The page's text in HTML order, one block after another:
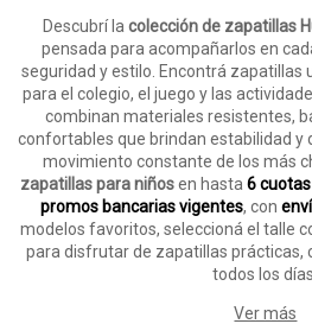
Descubrí lacolección de zapatillas
pensada para acompañarlos en
seguridad y estilo. Encontrá zapatillas
para el colegio, el juego y las
combinan materiales resistentes,
confortables que brindan estabilidad y
movimiento constante de los más
zapatillas para niñosen hasta 6
promos bancarias vigentes, con
modelos favoritos, seleccioná el talle
para disfrutar de zapatillas prácticas,
todos los días.
Ver más